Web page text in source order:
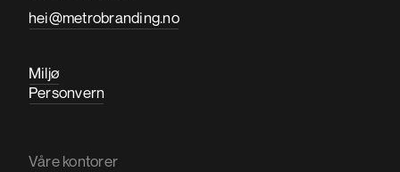
hei@metrobranding.no
Miljø
Personvern
Våre kontorer